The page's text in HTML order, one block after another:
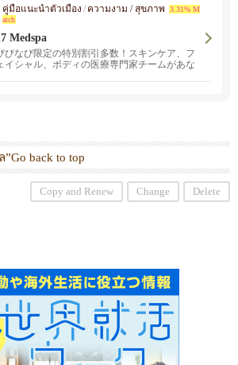
คู่มือแนะนำตัวเมือง / ความงาม / สุขภาพ
3.31% M
atch
Medspa
びなび限定の特別割引多数！スキンケア、フ
イシャル、ボディの医療専門家チームがあな
back to top
Copy and Renew Change Delete